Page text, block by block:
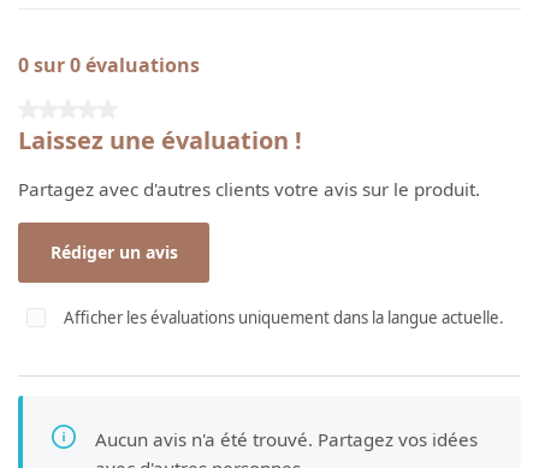
0 sur 0 évaluations
Laissez une évaluation !
Partagez avec d'autres clients votre avis sur le produit.
Rédiger un avis
Afficher les évaluations uniquement dans la langue actuelle.
Aucun avis n'a été trouvé. Partagez vos idées